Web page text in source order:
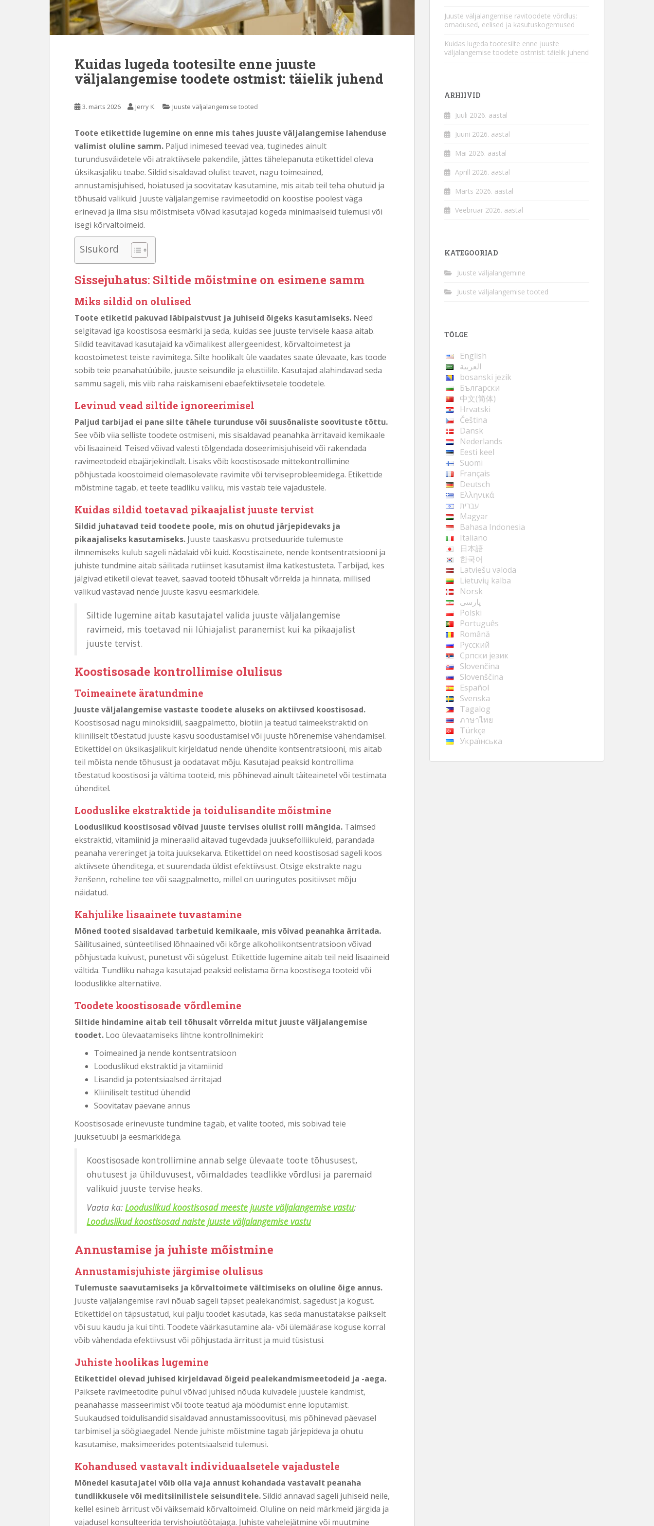
Kuidas lugeda tootesilte enne juuste
väljalangemise toodete ostmist: täielik juhend
3. märts 2026 Jerry K. Juuste väljalangemise tooted
Toote etikettide lugemine on enne mis tahes juuste väljalangemise lahenduse
valimist oluline samm. Paljud inimesed teevad vea, tuginedes ainult
turundusväidetele või atraktiivsele pakendile, jättes tähelepanuta etikettidel oleva
üksikasjaliku teabe. Sildid sisaldavad olulist teavet, nagu toimeained,
annustamisjuhised, hoiatused ja soovitatav kasutamine, mis aitab teil teha ohutuid ja
tõhusaid valikuid. Juuste väljalangemise ravimeetodid on koostise poolest väga
erinevad ja ilma sisu mõistmiseta võivad kasutajad kogeda minimaalseid tulemusi või
isegi kõrvaltoimeid.
Sisukord
Sissejuhatus: Siltide mõistmine on esimene samm
Miks sildid on olulised
Toote etiketid pakuvad läbipaistvust ja juhiseid õigeks kasutamiseks. Need
selgitavad iga koostisosa eesmärki ja seda, kuidas see juuste tervisele kaasa aitab.
Sildid teavitavad kasutajaid ka võimalikest allergeenidest, kõrvaltoimetest ja
koostoimetest teiste ravimitega. Silte hoolikalt üle vaadates saate ülevaate, kas toode
sobib teie peanahatüübile, juuste seisundile ja elustiilile. Kasutajad alahindavad seda
sammu sageli, mis viib raha raiskamiseni ebaefektiivsetele toodetele.
Levinud vead siltide ignoreerimisel
Paljud tarbijad ei pane silte tähele turunduse või suusõnaliste soovituste tõttu.
See võib viia selliste toodete ostmiseni, mis sisaldavad peanahka ärritavaid kemikaale
või lisaaineid. Teised võivad valesti tõlgendada doseerimisjuhiseid või rakendada
ravimeetodeid ebajärjekindlalt. Lisaks võib koostisosade mittekontrollimine
põhjustada koostoimeid olemasolevate ravimite või terviseprobleemidega. Etikettide
mõistmine tagab, et teete teadliku valiku, mis vastab teie vajadustele.
Kuidas sildid toetavad pikaajalist juuste tervist
Sildid juhatavad teid toodete poole, mis on ohutud järjepidevaks ja
pikaajaliseks kasutamiseks. Juuste taaskasvu protseduuride tulemuste
ilmnemiseks kulub sageli nädalaid või kuid. Koostisainete, nende kontsentratsiooni ja
juhiste tundmine aitab säilitada rutiinset kasutamist ilma katkestusteta. Tarbijad, kes
jälgivad etiketil olevat teavet, saavad tooteid tõhusalt võrrelda ja hinnata, millised
valikud vastavad nende juuste kasvu eesmärkidele.
Siltide lugemine aitab kasutajatel valida juuste väljalangemise
ravimeid, mis toetavad nii lühiajalist paranemist kui ka pikaajalist
juuste tervist.
Koostisosade kontrollimise olulisus
Toimeainete äratundmine
Juuste väljalangemise vastaste toodete aluseks on aktiivsed koostisosad.
Koostisosad nagu minoksidiil, saagpalmetto, biotiin ja teatud taimeekstraktid on
kliiniliselt tõestatud juuste kasvu soodustamisel või juuste hõrenemise vähendamisel.
Etikettidel on üksikasjalikult kirjeldatud nende ühendite kontsentratsiooni, mis aitab
teil mõista nende tõhusust ja oodatavat mõju. Kasutajad peaksid kontrollima
tõestatud koostisosi ja vältima tooteid, mis põhinevad ainult täiteainetel või testimata
ühenditel.
Looduslike ekstraktide ja toidulisandite mõistmine
Looduslikud koostisosad võivad juuste tervises olulist rolli mängida. Taimsed
ekstraktid, vitamiinid ja mineraalid aitavad tugevdada juuksefolliikuleid, parandada
peanaha vereringet ja toita juuksekarva. Etikettidel on need koostisosad sageli koos
aktiivsete ühenditega, et suurendada üldist efektiivsust. Otsige ekstrakte nagu
ženšenn, roheline tee või saagpalmetto, millel on uuringutes positiivset mõju
näidatud.
Kahjulike lisaainete tuvastamine
Mõned tooted sisaldavad tarbetuid kemikaale, mis võivad peanahka ärritada.
Säilitusained, sünteetilised lõhnaained või kõrge alkoholikontsentratsioon võivad
põhjustada kuivust, punetust või sügelust. Etikettide lugemine aitab teil neid lisaaineid
vältida. Tundliku nahaga kasutajad peaksid eelistama õrna koostisega tooteid või
looduslikke alternatiive.
Toodete koostisosade võrdlemine
Siltide hindamine aitab teil tõhusalt võrrelda mitut juuste väljalangemise
toodet. Loo ülevaatamiseks lihtne kontrollnimekiri:
Toimeained ja nende kontsentratsioon
Looduslikud ekstraktid ja vitamiinid
Lisandid ja potentsiaalsed ärritajad
Kliiniliselt testitud ühendid
Soovitatav päevane annus
Koostisosade erinevuste tundmine tagab, et valite tooted, mis sobivad teie
juuksetüübi ja eesmärkidega.
Koostisosade kontrollimine annab selge ülevaate toote tõhususest,
ohutusest ja ühilduvusest, võimaldades teadlikke võrdlusi ja paremaid
valikuid juuste tervise heaks.
Vaata ka: Looduslikud koostisosad meeste juuste väljalangemise vastu;
Looduslikud koostisosad naiste juuste väljalangemise vastu
Annustamise ja juhiste mõistmine
Annustamisjuhiste järgimise olulisus
Tulemuste saavutamiseks ja kõrvaltoimete vältimiseks on oluline õige annus.
Juuste väljalangemise ravi nõuab sageli täpset pealekandmist, sagedust ja kogust.
Etikettidel on täpsustatud, kui palju toodet kasutada, kas seda manustatakse paikselt
või suu kaudu ja kui tihti. Toodete väärkasutamine ala- või ülemäärase koguse korral
võib vähendada efektiivsust või põhjustada ärritust ja muid tüsistusi.
Juhiste hoolikas lugemine
Etikettidel olevad juhised kirjeldavad õigeid pealekandmismeetodeid ja -aega.
Paiksete ravimeetodite puhul võivad juhised nõuda kuivadele juustele kandmist,
peanahasse masseerimist või toote teatud aja möödumist enne loputamist.
Suukaudsed toidulisandid sisaldavad annustamissoovitusi, mis põhinevad päevasel
tarbimisel ja söögiaegadel. Nende juhiste mõistmine tagab järjepideva ja ohutu
kasutamise, maksimeerides potentsiaalseid tulemusi.
Kohandused vastavalt individuaalsetele vajadustele
Mõnedel kasutajatel võib olla vaja annust kohandada vastavalt peanaha
tundlikkusele või meditsiinilistele seisunditele.Sildid annavad sageli juhiseid neile,
kellel esineb ärritust või väiksemaid kõrvaltoimeid. Oluline on neid märkmeid järgida ja
vajadusel konsulteerida tervishoiutöötajaga. Juhiste vahelejätmine või muutmine
Juuste väljalangemise ravitoodete võrdlus:
omadused, eelised ja kasutuskogemused
Kuidas lugeda tootesilte enne juuste
väljalangemise toodete ostmist: täielik juhend
ARHIIVID
Juuli 2026. aastal
Juuni 2026. aastal
Mai 2026. aastal
Aprill 2026. aastal
Märts 2026. aastal
Veebruar 2026. aastal
KATEGOORIAD
Juuste väljalangemine
Juuste väljalangemise tooted
TÕLGE
English
العربية
bosanski jezik
Български
中文(简体)
Hrvatski
Čeština
Dansk
Nederlands
Eesti keel
Suomi
Français
Deutsch
Ελληνικά
עברית
Magyar
Bahasa Indonesia
Italiano
日本語
한국어
Latviešu valoda
Lietuvių kalba
Norsk
پارسی
Polski
Português
Română
Русский
Cрпски језик
Slovenčina
Slovenščina
Español
Svenska
Tagalog
ภาษาไทย
Türkçe
Українська